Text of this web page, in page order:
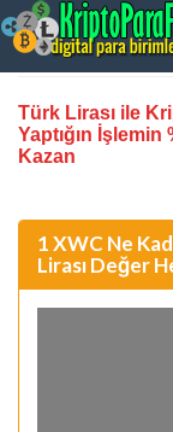
Türk Lirası ile
Yaptığın İşlemin
Kazan
1 XWC Ne
Lirası Değer